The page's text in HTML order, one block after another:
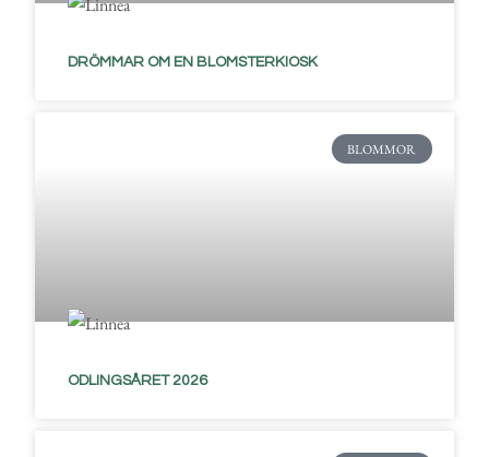
DRÖMMAR OM EN BLOMSTERKIOSK
BLOMMOR
ODLINGSÅRET 2026